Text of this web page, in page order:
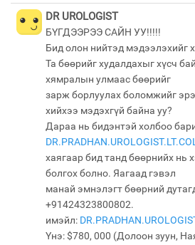
DR UROLOGIST
БҮГДЭЭРЭЭ САЙН УУ!!!!!
Бид олон нийтэд мэдээлэхийг
Та бөөрийг худалдахыг хүсч
хямралын улмаас бөөрийг
зарж борлуулах боломжийг
хийхээ мэдэхгүй байна уу?
Дараа нь бидэнтэй холбоо
хаягаар бид танд бөөрнийх нь
болгох болно. Яагаад гэвэл
манай эмнэлэгт бөөрний
+91424323800802.
имэйл: